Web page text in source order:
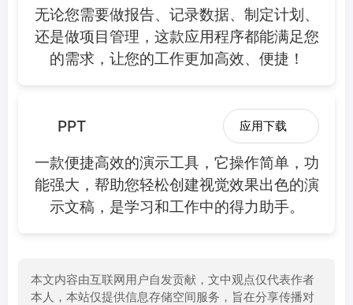
无论您需要做报告、记录数据、制定计划、
还是做项目管理，这款应用程序都能满足您
的需求，让您的工作更加高效、便捷！
PPT 应用下载
一款便捷高效的演示工具，它操作简单，功
能强大，帮助您轻松创建视觉效果出色的演
示文稿，是学习和工作中的得力助手。
本文内容由互联网用户自发贡献，文中观点仅代表作者
本人，本站仅提供信息存储空间服务，旨在分享传播对